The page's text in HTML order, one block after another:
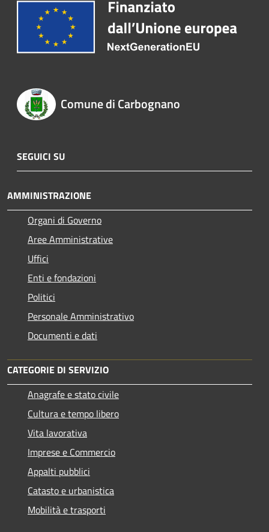
Comune di Carbognano
SEGUICI SU
AMMINISTRAZIONE
Organi di Governo
Aree Amministrative
Uffici
Enti e fondazioni
Politici
Personale Amministrativo
Documenti e dati
CATEGORIE DI SERVIZIO
Anagrafe e stato civile
Cultura e tempo libero
Vita lavorativa
Imprese e Commercio
Appalti pubblici
Catasto e urbanistica
Mobilità e trasporti